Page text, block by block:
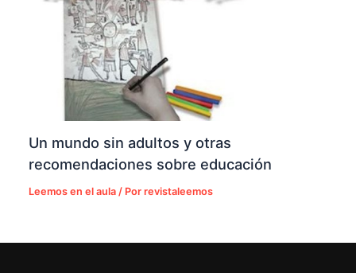
Un mundo sin adultos y otras
recomendaciones sobre educación
Leemos en el aula / Porrevistaleemos